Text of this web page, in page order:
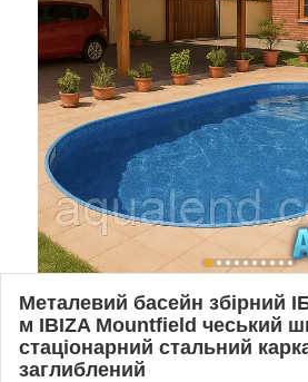
Металевий басейн збірний
м IBIZA Mountfield чеський
стаціонарний стальний
заглиблений